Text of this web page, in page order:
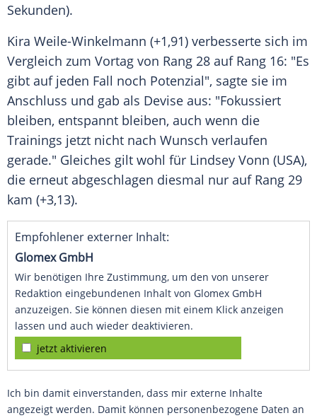
Sekunden).
Kira Weile-Winkelmann (+1,91) verbesserte sich im
Vergleich zum Vortag von Rang 28 auf Rang 16: "Es
gibt auf jeden Fall noch Potenzial", sagte sie im
Anschluss und gab als Devise aus: "Fokussiert
bleiben, entspannt bleiben, auch wenn die
Trainings jetzt nicht nach Wunsch verlaufen
gerade." Gleiches gilt wohl für Lindsey Vonn (USA),
die erneut abgeschlagen diesmal nur auf Rang 29
kam (+3,13).
Empfohlener externer Inhalt:
Glomex GmbH
Wir benötigen Ihre Zustimmung, um den von unserer
Redaktion eingebundenen Inhalt von Glomex GmbH
anzuzeigen. Sie können diesen mit einem Klick anzeigen
lassen und auch wieder deaktivieren.
jetzt aktivieren
Ich bin damit einverstanden, dass mir externe Inhalte
angezeigt werden. Damit können personenbezogene Daten an